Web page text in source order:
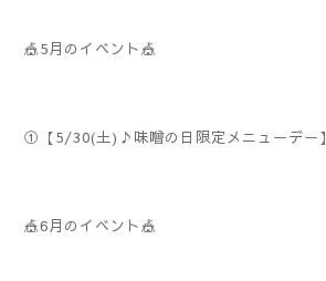
🎪5月のイベント🎪
①【5/30(土)♪味噌の日限定メニューデー】
🎪6月のイベント🎪